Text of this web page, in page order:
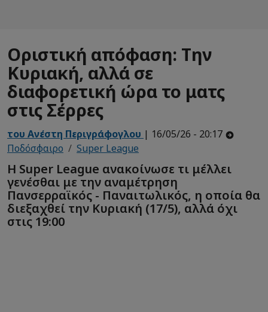
Οριστική απόφαση: Την
Κυριακή, αλλά σε
διαφορετική ώρα το ματς
στις Σέρρες
του Ανέστη Περιγράφογλου | 16/05/26 - 20:17
Ποδόσφαιρο
Super League
Η Super League ανακοίνωσε τι μέλλει
γενέσθαι με την αναμέτρηση
Πανσερραϊκός - Παναιτωλικός, η οποία θα
διεξαχθεί την Κυριακή (17/5), αλλά όχι
στις 19:00